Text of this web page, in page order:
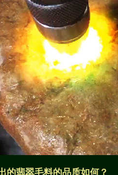
的翡翠毛料的品质如何？